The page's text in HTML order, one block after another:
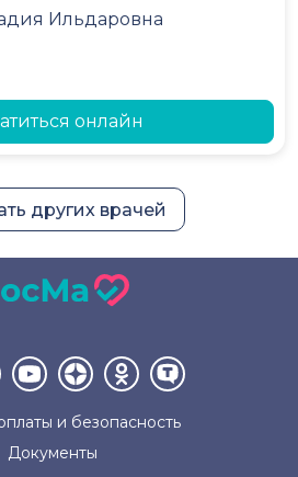
Ильдаровна
онлайн
других врачей
и безопасность
Документы